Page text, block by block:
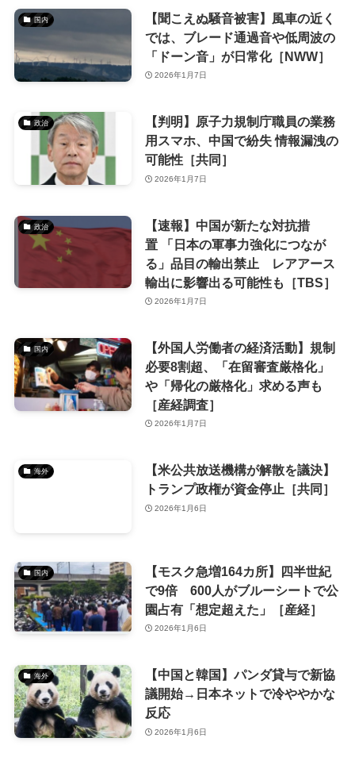
国内
【聞こえぬ騒音被害】風車の近く
では、ブレード通過音や低周波の
「ドーン音」が日常化［NWW］
2026年1月7日
政治
【判明】原子力規制庁職員の業務
用スマホ、中国で紛失 情報漏洩の
可能性［共同］
2026年1月7日
政治
【速報】中国が新たな対抗措
置 「日本の軍事力強化につなが
る」品目の輸出禁止 レアアース
輸出に影響出る可能性も［TBS］
2026年1月7日
国内
【外国人労働者の経済活動】規制
必要8割超、「在留審査厳格化」
や「帰化の厳格化」求める声も
［産経調査］
2026年1月7日
海外
【米公共放送機構が解散を議決】
トランプ政権が資金停止［共同］
2026年1月6日
国内
【モスク急増164カ所】四半世紀
で9倍 600人がブルーシートで公
園占有「想定超えた」［産経］
2026年1月6日
海外
【中国と韓国】パンダ貸与で新協
議開始→日本ネットで冷ややかな
反応
2026年1月6日